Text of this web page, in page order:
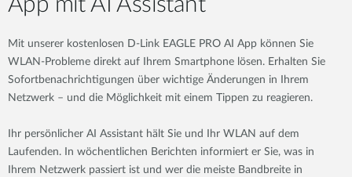
App mit AI Assistant
Mit unserer kostenlosen D-Link EAGLE PRO AI App können Sie
WLAN-Probleme direkt auf Ihrem Smartphone lösen. Erhalten Sie
Sofortbenachrichtigungen über wichtige Änderungen in Ihrem
Netzwerk – und die Möglichkeit mit einem Tippen zu reagieren.
Ihr persönlicher AI Assistant hält Sie und Ihr WLAN auf dem
Laufenden. In wöchentlichen Berichten informiert er Sie, was in
Ihrem Netzwerk passiert ist und wer die meiste Bandbreite in